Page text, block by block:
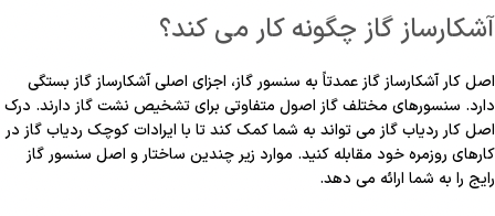
آشکارساز گاز چگونه کار می کند؟
اصل کار آشکارساز گاز عمدتاً به سنسور گاز، اجزای اصلی آشکارساز گاز بستگی
دارد. سنسورهای مختلف گاز اصول متفاوتی برای تشخیص نشت گاز دارند. درک
اصل کار ردیاب گاز می تواند به شما کمک کند تا با ایرادات کوچک ردیاب گاز در
کارهای روزمره خود مقابله کنید. موارد زیر چندین ساختار و اصل سنسور گاز
رایج را به شما ارائه می دهد.